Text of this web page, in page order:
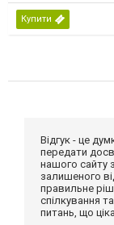
Купити
Відгук - це
передати
нашого сайту
залишеного
правильне
спілкування
питань, що